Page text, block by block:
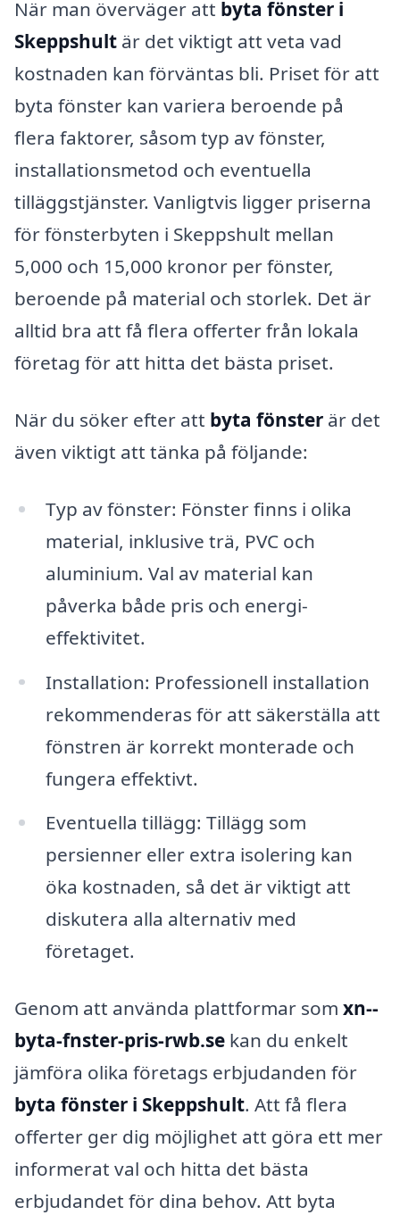
När man överväger att byta fönster i
Skeppshult är det viktigt att veta vad
kostnaden kan förväntas bli. Priset för att
byta fönster kan variera beroende på
flera faktorer, såsom typ av fönster,
installationsmetod och eventuella
tilläggstjänster. Vanligtvis ligger priserna
för fönsterbyten i Skeppshult mellan
5,000 och 15,000 kronor per fönster,
beroende på material och storlek. Det är
alltid bra att få flera offerter från lokala
företag för att hitta det bästa priset.
När du söker efter att byta fönster är det
även viktigt att tänka på följande:
Typ av fönster: Fönster finns i olika
material, inklusive trä, PVC och
aluminium. Val av material kan
påverka både pris och energi-
effektivitet.
Installation: Professionell installation
rekommenderas för att säkerställa att
fönstren är korrekt monterade och
fungera effektivt.
Eventuella tillägg: Tillägg som
persienner eller extra isolering kan
öka kostnaden, så det är viktigt att
diskutera alla alternativ med
företaget.
Genom att använda plattformar som xn--
byta-fnster-pris-rwb.se kan du enkelt
jämföra olika företags erbjudanden för
byta fönster i Skeppshult. Att få flera
offerter ger dig möjlighet att göra ett mer
informerat val och hitta det bästa
erbjudandet för dina behov. Att byta